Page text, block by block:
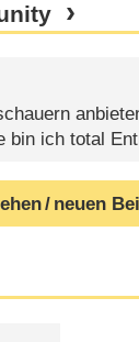
bin ich total
/ neuen